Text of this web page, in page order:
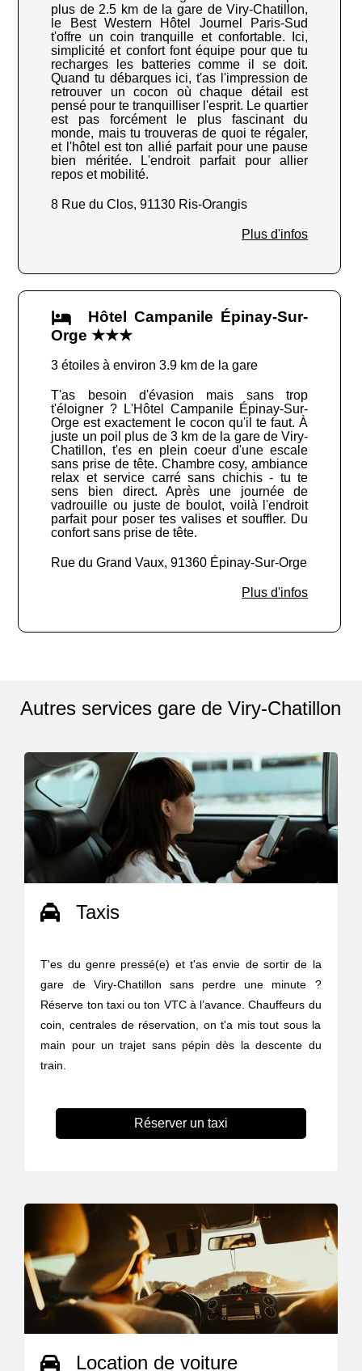
plus de 2.5 km de la gare de Viry-Chatillon,
le Best Western Hôtel Journel Paris-Sud
t'offre un coin tranquille et confortable. Ici,
simplicité et confort font équipe pour que tu
recharges les batteries comme il se doit.
Quand tu débarques ici, t'as l'impression de
retrouver un cocon où chaque détail est
pensé pour te tranquilliser l'esprit. Le quartier
est pas forcément le plus fascinant du
monde, mais tu trouveras de quoi te régaler,
et l'hôtel est ton allié parfait pour une pause
bien méritée. L'endroit parfait pour allier
repos et mobilité.
8 Rue du Clos, 91130 Ris-Orangis
Plus d'infos
Hôtel Campanile Épinay-Sur-
Orge ★★★
3 étoiles à environ 3.9 km de la gare
T'as besoin d'évasion mais sans trop
t'éloigner ? L'Hôtel Campanile Épinay-Sur-
Orge est exactement le cocon qu'il te faut. À
juste un poil plus de 3 km de la gare de Viry-
Chatillon, t'es en plein coeur d'une escale
sans prise de tête. Chambre cosy, ambiance
relax et service carré sans chichis - tu te
sens bien direct. Après une journée de
vadrouille ou juste de boulot, voilà l'endroit
parfait pour poser tes valises et souffler. Du
confort sans prise de tête.
Rue du Grand Vaux, 91360 Épinay-Sur-Orge
Plus d'infos
Autres services gare de Viry-Chatillon
Taxis
T'es du genre pressé(e) et t'as envie de sortir de la
gare de Viry-Chatillon sans perdre une minute ?
Réserve ton taxi ou ton VTC à l’avance. Chauffeurs du
coin, centrales de réservation, on t'a mis tout sous la
main pour un trajet sans pépin dès la descente du
train.
Réserver un taxi
Location de voiture